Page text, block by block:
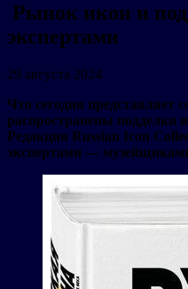
Рынок икон и
экспертами
29 августа 2024
Что сегодня представляет
распространены подделки
Редакция Russian Icon
экспертами —